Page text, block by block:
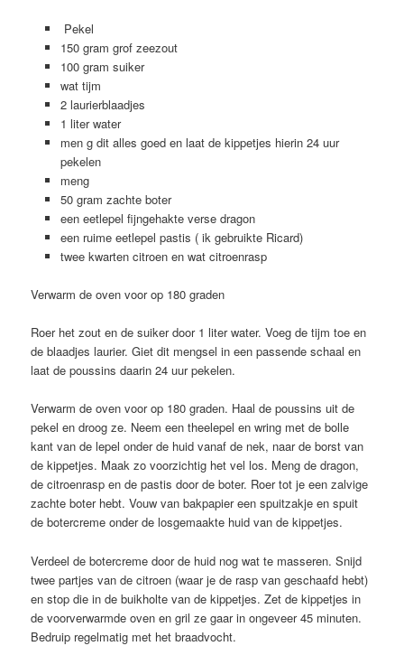
Pekel
150 gram grof zeezout
100 gram suiker
wat tijm
2 laurierblaadjes
1 liter water
men g dit alles goed en laat de kippetjes hierin 24 uur
pekelen
meng
50 gram zachte boter
een eetlepel fijngehakte verse dragon
een ruime eetlepel pastis ( ik gebruikte Ricard)
twee kwarten citroen en wat citroenrasp
Verwarm de oven voor op 180 graden
Roer het zout en de suiker door 1 liter water. Voeg de tijm toe en
de blaadjes laurier. Giet dit mengsel in een passende schaal en
laat de poussins daarin 24 uur pekelen.
Verwarm de oven voor op 180 graden. Haal de poussins uit de
pekel en droog ze. Neem een theelepel en wring met de bolle
kant van de lepel onder de huid vanaf de nek, naar de borst van
de kippetjes. Maak zo voorzichtig het vel los. Meng de dragon,
de citroenrasp en de pastis door de boter. Roer tot je een zalvige
zachte boter hebt. Vouw van bakpapier een spuitzakje en spuit
de botercreme onder de losgemaakte huid van de kippetjes.
Verdeel de botercreme door de huid nog wat te masseren. Snijd
twee partjes van de citroen (waar je de rasp van geschaafd hebt)
en stop die in de buikholte van de kippetjes. Zet de kippetjes in
de voorverwarmde oven en gril ze gaar in ongeveer 45 minuten.
Bedruip regelmatig met het braadvocht.